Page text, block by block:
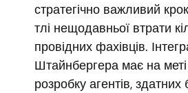
стратегічно важливий
тлі нещодавньої втрати
провідних фахівців.
Штайнбергера має на
розробку агентів,